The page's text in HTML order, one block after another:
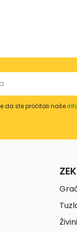
da ste pročitali naše